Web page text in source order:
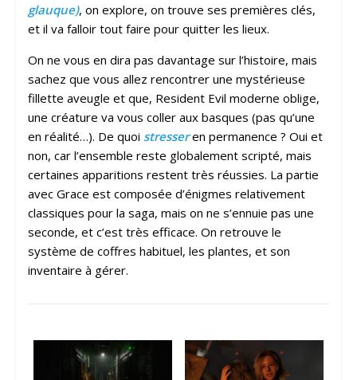
glauque), on explore, on trouve ses premières clés,
et il va falloir tout faire pour quitter les lieux.
On ne vous en dira pas davantage sur l’histoire, mais
sachez que vous allez rencontrer une mystérieuse
fillette aveugle et que, Resident Evil moderne oblige,
une créature va vous coller aux basques (pas qu’une
en réalité…). De quoi stresseren permanence ? Oui et
non, car l’ensemble reste globalement scripté, mais
certaines apparitions restent très réussies. La partie
avec Grace est composée d’énigmes relativement
classiques pour la saga, mais on ne s’ennuie pas une
seconde, et c’est très efficace. On retrouve le
système de coffres habituel, les plantes, et son
inventaire à gérer.